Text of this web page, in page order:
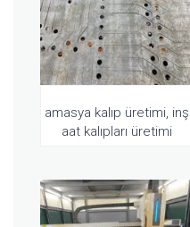
amasya kalıp üretimi, inş
aat kalıpları üretimi